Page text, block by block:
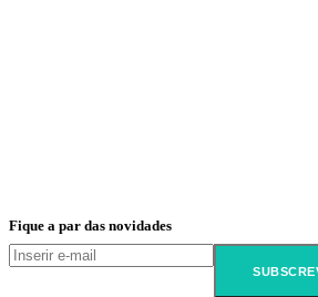
Fique a par das novidades